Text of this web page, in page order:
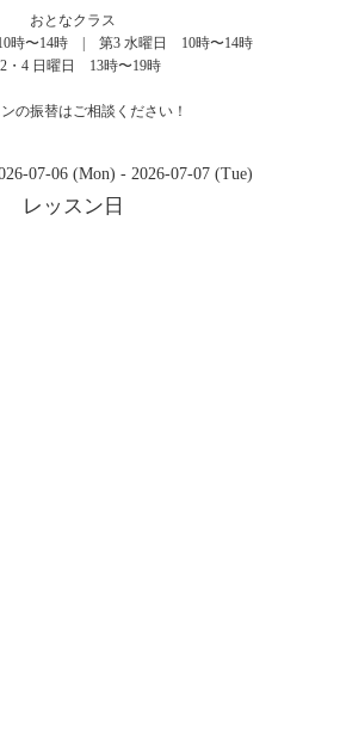
おとなクラス
時〜14時 | 第3 水曜日 10時〜14時
・4 日曜日 13時〜19時
の振替はご相談ください！
07-06 (Mon) - 2026-07-07 (Tue)
レッスン日